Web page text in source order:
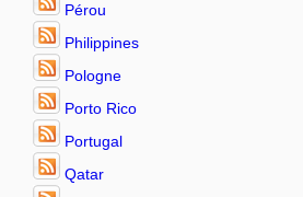
Pérou
Philippines
Pologne
Porto Rico
Portugal
Qatar